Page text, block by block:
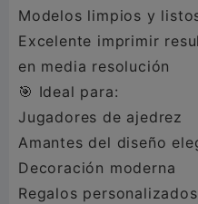
Modelos limpios y
Excelente imprimir
en media resolución
🎯 Ideal para:
Jugadores de ajedrez
Amantes del diseño
Decoración moderna
Regalos personalizados